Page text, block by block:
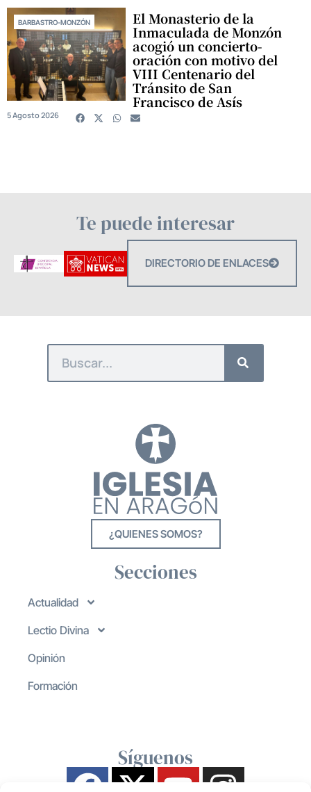
BARBASTRO-MONZÓN El Monasterio de la
Inmaculada de Monzón
acogió un concierto-
oración con motivo del
VIII Centenario del
Tránsito de San
Francisco de Asís
5 Agosto 2026
Te puede interesar
DIRECTORIO DE ENLACES
¿QUIENES SOMOS?
Secciones
Actualidad
Lectio Divina
Opinión
Formación
Síguenos